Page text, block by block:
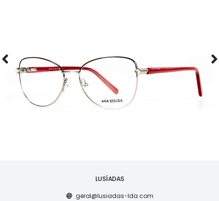
LUSÍADAS
geral@lusiadas-lda.com